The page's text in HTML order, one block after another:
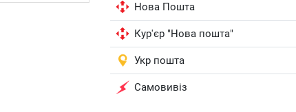
Нова Пошта
Кур'єр "Нова пошта"
Укр пошта
Самовивіз